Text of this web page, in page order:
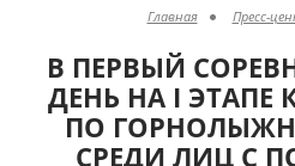
Главная Пресс-
В ПЕРВЫЙ
ДЕНЬ НА I ЭТАПЕ
ПО
СРЕДИ ЛИЦ С